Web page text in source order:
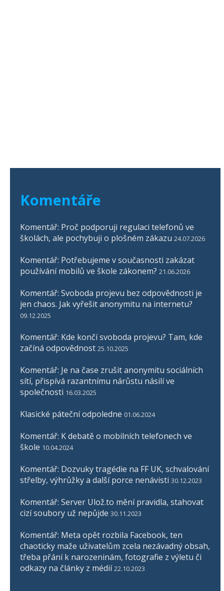
Komentáře
Komentář: Proč podporuji regulaci telefonů ve
školách, ale pochybuji o plošném zákazu 24.07.2026
Komentář: Potřebujeme v současnosti zakázat
používání mobilů ve škole zákonem? 21.06.2026
Komentář: Svoboda projevu bez odpovědnosti je
jen chaos. Jak vyřešit anonymitu na internetu?
09.12.2025
Komentář: Kde končí svoboda projevu? Tam, kde
začíná odpovědnost 25.10.2025
Komentář: Je na čase zrušit anonymitu sociálních
sítí, přispívá razantnímu nárůstu násilí ve
společnosti 16.03.2025
Klasické páteční odpoledne 01.06.2024
Komentář: K debatě o mobilních telefonech ve
škole 10.04.2024
Komentář: Dozvuky tragédie na FF UK, schvalování
střelby, výhrůžky a další porce nenávisti 30.12.2023
Komentář: Server Ulož.to mění pravidla, stahovat
cizí soubory už nepůjde 30.11.2023
Komentář: Meta opět rozbila Facebook, ten
chaoticky maže uživatelům zcela nezávadný obsah,
třeba přání k narozeninám, fotografie z výletu či
odkazy na články z médií 22.10.2023